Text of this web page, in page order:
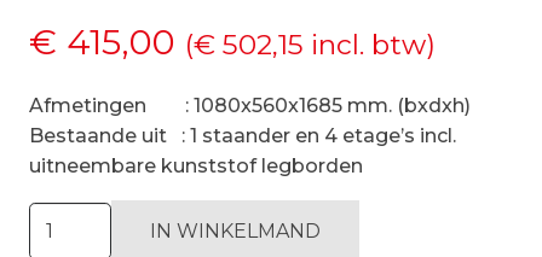
€ 415,00 (€ 502,15 incl. btw)
Afmetingen : 1080x560x1685 mm. (bxdxh)
Bestaande uit : 1 staander en 4 etage’s incl.
uitneembare kunststof legborden
IN WINKELMAND